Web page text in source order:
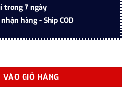
trong 7 ngày
hàng - Ship COD
Pininfarina Cambiano Classic
VÀO GIỎ HÀNG